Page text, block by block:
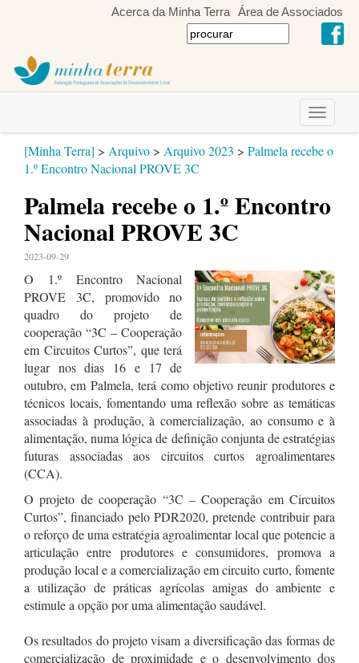
Acerca da Minha Terra Área de Associados
Toggle
[Minha Terra] > Arquivo > Arquivo 2023 > Palmela recebe o
1.º Encontro Nacional PROVE 3C
Palmela recebe o 1.º Encontro
Nacional PROVE 3C
2023-09-29
O 1.º Encontro Nacional
PROVE 3C, promovido no
quadro do projeto de
cooperação “3C – Cooperação
em Circuitos Curtos”, que terá
lugar nos dias 16 e 17 de
outubro, em Palmela, terá como objetivo reunir produtores e
técnicos locais, fomentando uma reflexão sobre as temáticas
associadas à produção, à comercialização, ao consumo e à
alimentação, numa lógica de definição conjunta de estratégias
futuras associadas aos circuitos curtos agroalimentares
(CCA).
O projeto de cooperação “3C – Cooperação em Circuitos
Curtos”, financiado pelo PDR2020, pretende contribuir para
o reforço de uma estratégia agroalimentar local que potencie a
articulação entre produtores e consumidores, promova a
produção local e a comercialização em circuito curto, fomente
a utilização de práticas agrícolas amigas do ambiente e
estimule a opção por uma alimentação saudável.
Os resultados do projeto visam a diversificação das formas de
comercialização de proximidade e o desenvolvimento dos